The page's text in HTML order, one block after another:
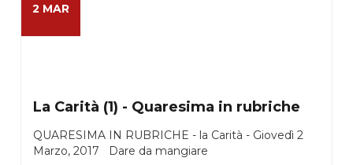
2 MAR
La Carità (1) - Quaresima in rubriche
QUARESIMA IN RUBRICHE - la Carità - Giovedì 2
Marzo, 2017 Dare da mangiare